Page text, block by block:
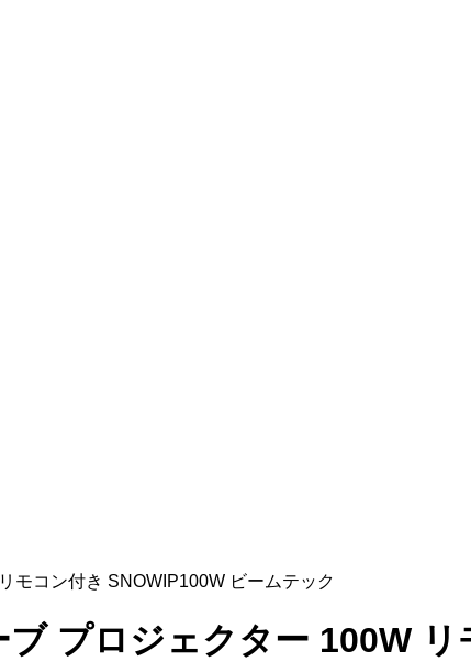
モコン付き SNOWIP100W ビームテック
プロジェクター 100W